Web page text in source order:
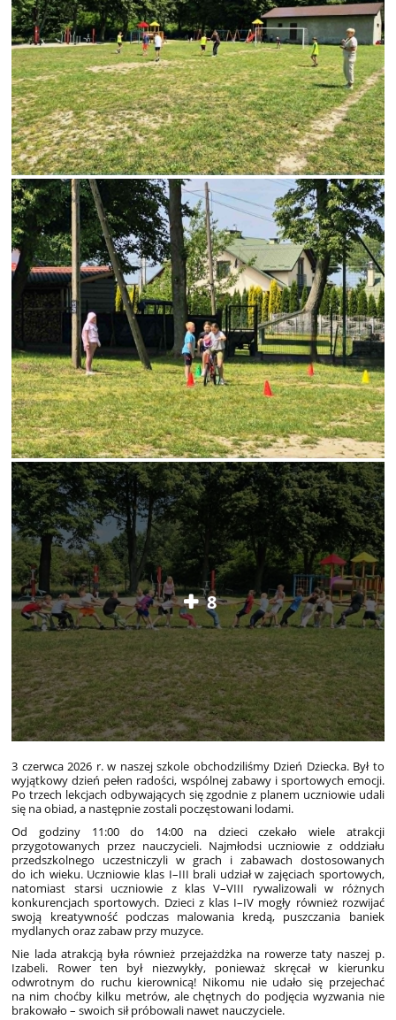
8
3 czerwca 2026 r. w naszej szkole obchodziliśmy Dzień Dziecka. Był to
wyjątkowy dzień pełen radości, wspólnej zabawy i sportowych emocji.
Po trzech lekcjach odbywających się zgodnie z planem uczniowie udali
się na obiad, a następnie zostali poczęstowani lodami.
Od godziny 11:00 do 14:00 na dzieci czekało wiele atrakcji
przygotowanych przez nauczycieli. Najmłodsi uczniowie z oddziału
przedszkolnego uczestniczyli w grach i zabawach dostosowanych
do ich wieku. Uczniowie klas I–III brali udział w zajęciach sportowych,
natomiast starsi uczniowie z klas V–VIII rywalizowali w różnych
konkurencjach sportowych. Dzieci z klas I–IV mogły również rozwijać
swoją kreatywność podczas malowania kredą, puszczania baniek
mydlanych oraz zabaw przy muzyce.
Nie lada atrakcją była również przejażdżka na rowerze taty naszej p.
Izabeli. Rower ten był niezwykły, ponieważ skręcał w kierunku
odwrotnym do ruchu kierownicą! Nikomu nie udało się przejechać
na nim choćby kilku metrów, ale chętnych do podjęcia wyzwania nie
brakowało – swoich sił próbowali nawet nauczyciele.